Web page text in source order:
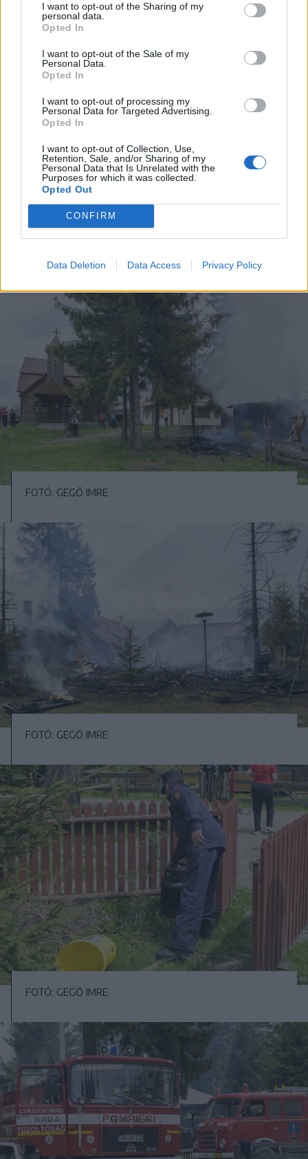
I want to opt-out of the Sharing of my
personal data.
Opted In
I want to opt-out of the Sale of my
Personal Data.
Opted In
I want to opt-out of processing my
Personal Data for Targeted Advertising.
Opted In
I want to opt-out of Collection, Use,
Retention, Sale, and/or Sharing of my
Personal Data that Is Unrelated with the
Purposes for which it was collected.
Opted Out
CONFIRM
Data Deletion Data Access Privacy Policy
FOTÓ: GEGŐ IMRE
FOTÓ: GEGŐ IMRE
FOTÓ: GEGŐ IMRE
FOTÓ: GEGŐ IMRE